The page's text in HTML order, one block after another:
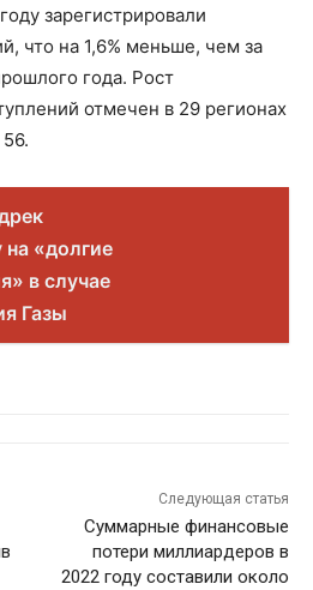
зарегистрировали
что на 1,6% меньше, чем за
года. Рост
отмечен в 29 регионах
на «долгие
в случае
Газы
Следующая статья
Суммарные финансовые
потери миллиардеров в
2022 году составили около